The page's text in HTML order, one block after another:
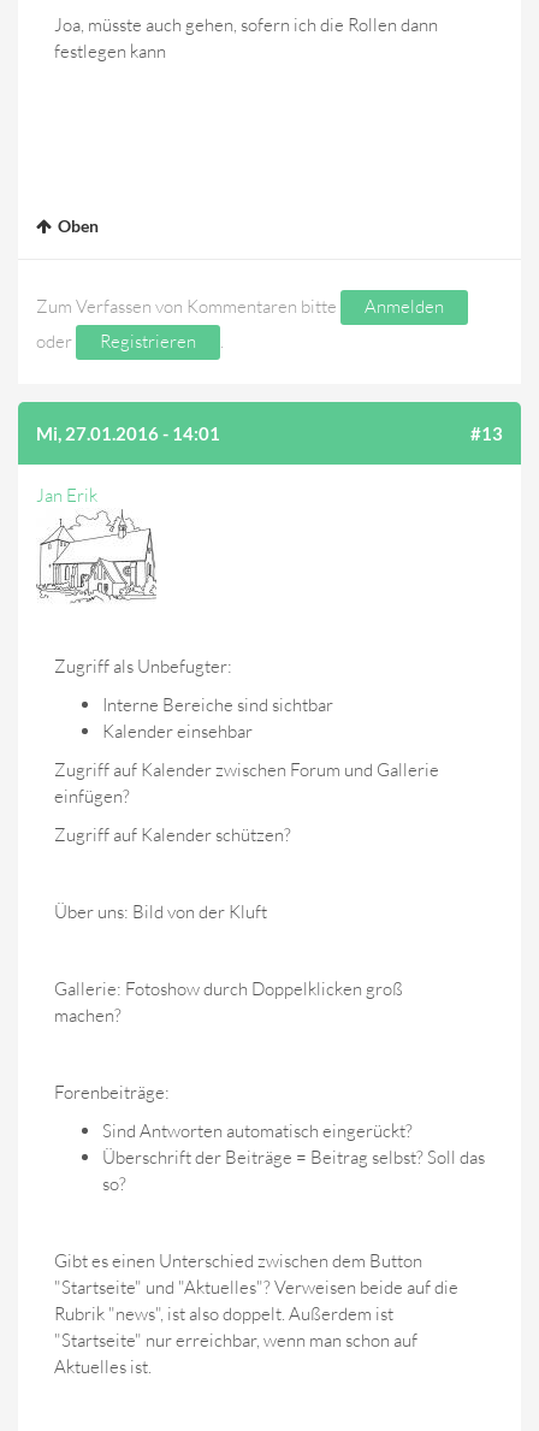
Joa, müsste auch gehen, sofern ich die Rollen dann
festlegen kann
Oben
Zum Verfassen von Kommentaren bitte
Anmelden
oder
Registrieren .
Mi, 27.01.2016 - 14:01 #13
Jan Erik
Zugriff als Unbefugter:
Interne Bereiche sind sichtbar
Kalender einsehbar
Zugriff auf Kalender zwischen Forum und Gallerie
einfügen?
Zugriff auf Kalender schützen?
Über uns: Bild von der Kluft
Gallerie: Fotoshow durch Doppelklicken groß
machen?
Forenbeiträge:
Sind Antworten automatisch eingerückt?
Überschrift der Beiträge = Beitrag selbst? Soll das
so?
Gibt es einen Unterschied zwischen dem Button
"Startseite" und "Aktuelles"? Verweisen beide auf die
Rubrik "news", ist also doppelt. Außerdem ist
"Startseite" nur erreichbar, wenn man schon auf
Aktuelles ist.